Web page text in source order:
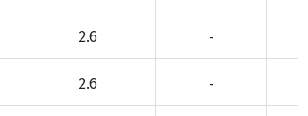
2.6 -
2.6 -